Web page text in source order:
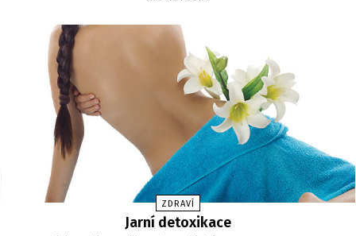
ZDRAVÍ
Jarní detoxikace